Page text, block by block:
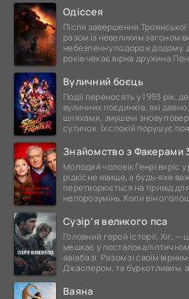
Одіссея
Після завершення Троянської
разом із невеликим загоном
небезпечну подорож додому,
років чекає вірна дружина
Вуличний боєць
Події переносять у 1993 рік,
вуличних поєдинків, які
шляхами, змушені знову
сутичок. Їх спокій порушує
Знайомство з Факерами
Молодий чоловік Генрі виріс
рідкісне явище, а будь-яке
перетворюється на привід
непорозумінь. Коли він
Сузір’я великого пса
Головний герой історії, Хіг, —
мешкає у
авіабазі. Разом зі своїм
Джаспером, та буркотливим,
Ваяна